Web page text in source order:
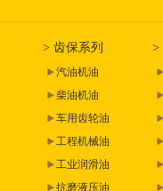
> 齿保系列
汽油机油
柴油机油
车用齿轮油
工程机械油
工业润滑油
抗磨液压油
>